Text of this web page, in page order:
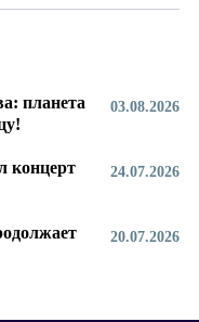
планета
03.08.2026
концерт
24.07.2026
20.07.2026